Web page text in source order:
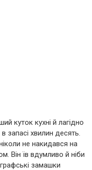
куток кухні й лагідно
запасі хвилин десять.
не накидався на
Він їв вдумливо й ніби
замашки